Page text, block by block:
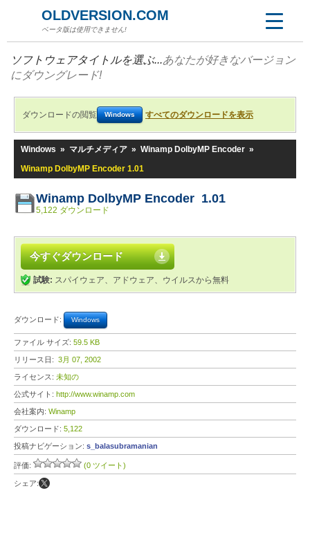
OLDVERSION.COM
ベータ版は使用できません!
ソフトウェアタイトルを選ぶ...あなたが好きなバージョン
にダウングレード!
ダウンロードの閲覧 Windows すべてのダウンロードを表示
Windows » マルチメディア » Winamp DolbyMP Encoder »
Winamp DolbyMP Encoder 1.01
Winamp DolbyMP Encoder 1.01
5,122 ダウンロード
今すぐダウンロード
試験: スパイウェア、アドウェア、ウイルスから無料
ダウンロード: Windows
ファイル サイズ: 59.5 KB
リリース日: 3月 07, 2002
ライセンス: 未知の
公式サイト: http://www.winamp.com
会社案内: Winamp
ダウンロード: 5,122
投稿ナビゲーション: s_balasubramanian
評価: (0 ツイート)
シェア: